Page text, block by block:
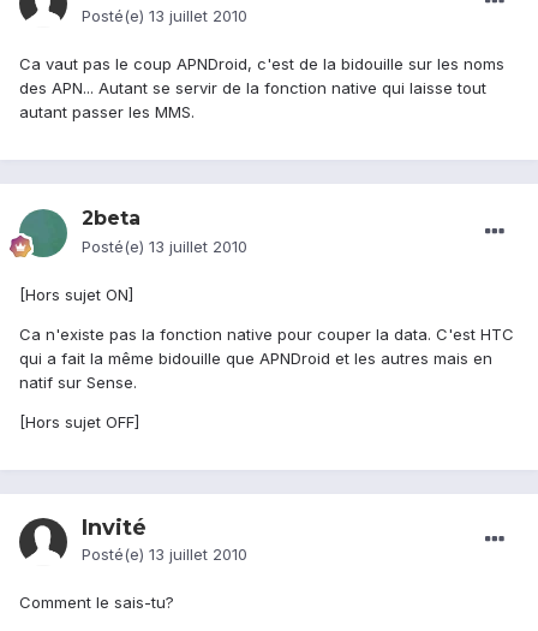
Posté(e) 13 juillet 2010
Ca vaut pas le coup APNDroid, c'est de la bidouille sur les noms
des APN... Autant se servir de la fonction native qui laisse tout
autant passer les MMS.
2beta
Posté(e) 13 juillet 2010
[Hors sujet ON]
Ca n'existe pas la fonction native pour couper la data. C'est HTC
qui a fait la même bidouille que APNDroid et les autres mais en
natif sur Sense.
[Hors sujet OFF]
Invité
Posté(e) 13 juillet 2010
Comment le sais-tu?